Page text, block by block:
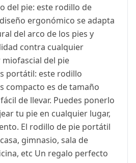
del pie: este rodillo de
ergonómico se adapta
del arco de los pies y
contra cualquier
del pie
portátil: este rodillo
compacto es de tamaño
de llevar. Puedes ponerlo
tu pie en cualquier lugar,
El rodillo de pie portátil
gimnasio, sala de
etc Un regalo perfecto